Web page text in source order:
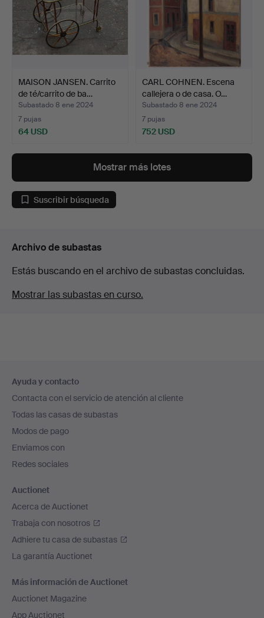
MAISON JANSEN. Carrito
de té/carrito de ba…
Subastado 8 ene 2024
7 pujas
64 USD
CARL COHNEN. Escena
callejera o de casa. O…
Subastado 8 ene 2024
7 pujas
752 USD
Mostrar más lotes
Suscribir búsqueda
Archivo de subastas
Estás buscando en el archivo de subastas concluidas.
Mostrar las subastas en curso.
en
el
pie
de
página
Ayuda y contacto
Contacta con el servicio de atención al cliente
Todas las casas de subastas
Modos de pago
Enviamos con
Redes sociales
Auctionet
Acerca de Auctionet
Trabaja con nosotros
Adhiere tu casa de subastas
La garantía Auctionet
Más información de Auctionet
Auctionet Magazine
App Auctionet